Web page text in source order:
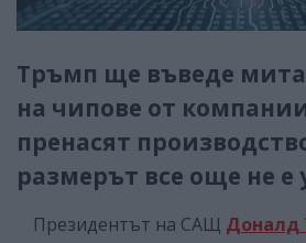
Тръмп ще въведе мита
на чипове от
пренасят
размерът все още не е
Президентът на САЩ Доналд